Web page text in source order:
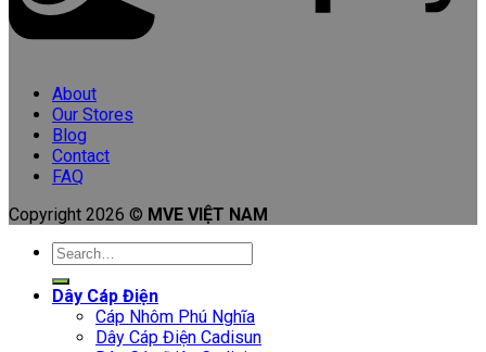
About
Our Stores
Blog
Contact
FAQ
Copyright 2026 © MVE VIỆT NAM
Search
for:
Dây Cáp Điện
Cáp Nhôm Phú Nghĩa
Dây Cáp Điện Cadisun